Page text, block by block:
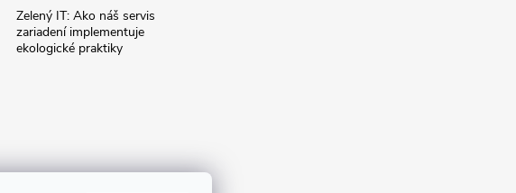
Zelený IT: Ako náš servis
zariadení implementuje
ekologické praktiky